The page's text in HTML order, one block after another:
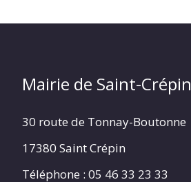
Mairie de Saint-Crépin
30 route de Tonnay-Boutonne
17380 Saint Crépin
Téléphone : 05 46 33 23 33